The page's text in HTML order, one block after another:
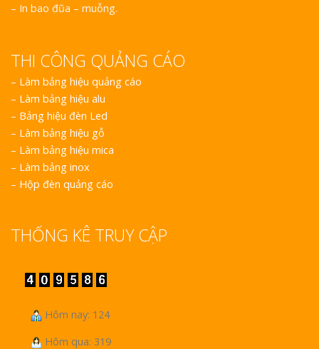
– In bao đũa – muỗng.
THI CÔNG QUẢNG CÁO
– Làm bảng hiệu quảng cáo
– Làm bảng hiệu alu
– Bảng hiệu đèn Led
– Làm bảng hiệu gỗ
– Làm bảng hiệu mica
– Làm bảng inox
– Hộp đèn quảng cáo
THỐNG KÊ TRUY CẬP
Hôm nay: 124
Hôm qua: 319